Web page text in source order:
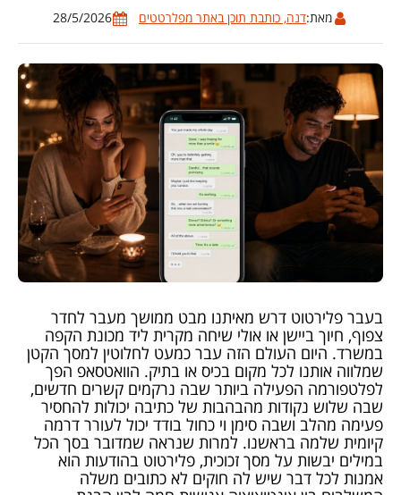
מאת:דנה, כותבת תוכן באתר מפלרטטים 28/5/2026
בעבר פלירטוט דרש מאיתנו מבט ממושך מעבר לחדר
צפוף, חיוך ביישן או אולי שיחה מקרית ליד מכונת הקפה
במשרד. היום העולם הזה עבר כמעט לחלוטין למסך הקטן
שמלווה אותנו לכל מקום בכיס או בתיק. הוואטסאפ הפך
לפלטפורמה הפעילה ביותר שבה נרקמים קשרים חדשים,
שבה שלוש נקודות מהבהבות של כתיבה יכולות להחסיר
פעימה מהלב ושבה סימן וי כחול בודד יכול לעורר דרמה
קיומית שלמה בראשנו. למרות שנראה שמדובר בסך הכל
במילים יבשות על מסך זכוכית, פלירטוט בהודעות הוא
אמנות לכל דבר שיש לה חוקים לא כתובים משלה